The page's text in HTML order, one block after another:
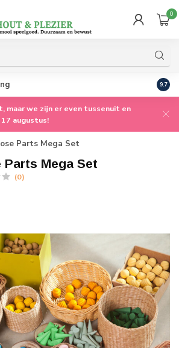
0
9.7
maar we zijn er even tussenuit en
augustus!
Parts Mega Set
Mega Set
(0)